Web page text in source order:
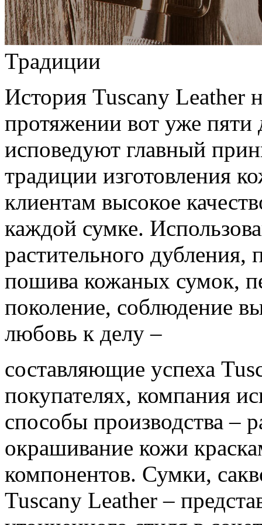
Традиции
История Tuscany Leather
протяжении вот уже пяти
исповедуют главный
традиции изготовления
клиентам высокое
каждой сумке.
растительного дубления,
пошива кожаных сумок,
поколение, соблюдение
любовь к делу –
составляющие успеха
покупателях, компания
способы производства –
окрашивание кожи
компонентов. Сумки,
Tuscany Leather –